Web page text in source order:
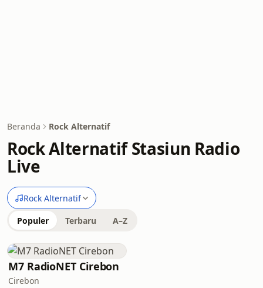
Beranda Rock Alternatif
Rock Alternatif Stasiun Radio
Live
Rock Alternatif
Populer Terbaru A–Z
M7 RadioNET Cirebon
Cirebon